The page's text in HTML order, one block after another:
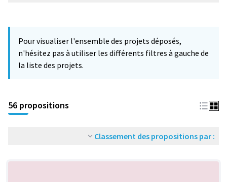
−
Pour visualiser l'ensemble des projets déposés,
n'hésitez pas à utiliser les différents filtres à gauche de
la liste des projets.
56 propositions
Classement des propositions par :